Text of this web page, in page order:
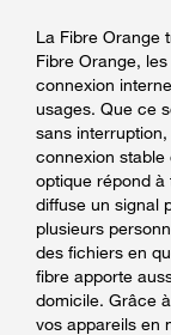
La Fibre Orange
Fibre Orange,
connexion
usages. Que ce
sans
connexion stable
optique répond à
diffuse un signal
plusieurs
des fichiers en
fibre apporte
domicile. Grâce
vos appareils en